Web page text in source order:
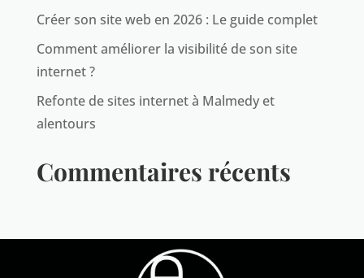
Créer son site web en 2026 : Le guide complet
Comment améliorer la visibilité de son site
internet ?
Refonte de sites internet à Malmedy et
alentours
Commentaires récents